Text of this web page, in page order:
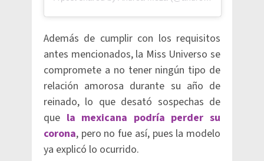
Además de cumplir con los requisitos
antes mencionados, la Miss Universo se
compromete a no tener ningún tipo de
relación amorosa durante su año de
reinado, lo que desató sospechas de
que la mexicana podría perder su
corona, pero no fue así, pues la modelo
ya explicó lo ocurrido.